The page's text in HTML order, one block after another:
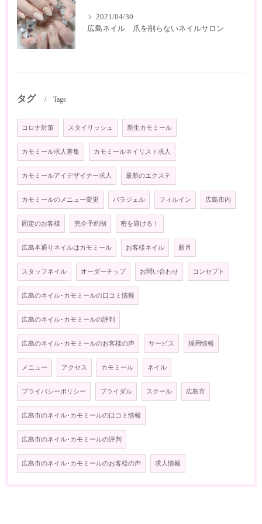
2021/04/30
広島ネイル 爪を削らないネイルサロン
タグ Tags
コロナ対策 スタイリッシュ 新生カモミール
カモミール求人募集 カモミールネイリスト求人
カモミールアイデザイナー求人 最新のエクステ
カモミールのメニュー変更 パラジェル フィルイン 広島市内
固定のお客様 完全予約制 密を避ける！
広島本通りネイルはカモミール お客様ネイル 新月
スタッフネイル オーダーチップ お問い合わせ コンセプト
広島のネイル･カモミールの口コミ情報
広島のネイル･カモミールの評判
広島のネイル･カモミールのお客様の声 サービス 採用情報
メニュー アクセス カモミール ネイル
プライバシーポリシー ブライダル スクール 広島市
広島市のネイル･カモミールの口コミ情報
広島市のネイル･カモミールの評判
広島市のネイル･カモミールのお客様の声 求人情報